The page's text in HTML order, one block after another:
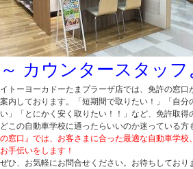
～ カウンタースタッフ
イトーヨーカドーたまプラーザ店では、免許の窓
案内しております。「短期間で取りたい！」「自分
い」「とにかく安く取りたい！！」など、免許取得
どこの自動車学校に通ったらいいのか迷っている方
の窓口』では、お客さまに合った最適な自動車学
お手伝いをします！
ぜひ、お気軽にお問合せください。お待ちしており